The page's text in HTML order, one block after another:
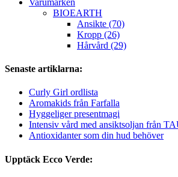
Varumärken
BIOEARTH
Ansikte (70)
Kropp (26)
Hårvård (29)
Senaste artiklarna:
Curly Girl ordlista
Aromakids från Farfalla
Hyggeliger presentmagi
Intensiv vård med ansiktsoljan från
Antioxidanter som din hud behöver
Upptäck Ecco Verde: